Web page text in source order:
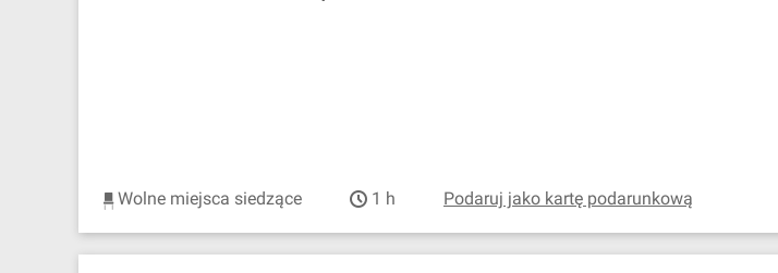
Wolne miejsca siedzące 1 h Podaruj jako kartę podarunkową